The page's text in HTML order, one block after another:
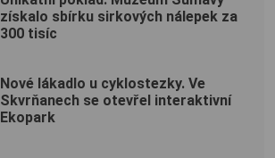
získalo sbírku sirkových nálepek za
300 tisíc
Nové lákadlo u cyklostezky. Ve
Skvrňanech se otevřel interaktivní
Ekopark